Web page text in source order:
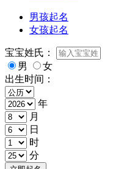
男孩起名
女孩起名
宝宝姓氏：
男
女
出生时间：
年
月
日
时
分